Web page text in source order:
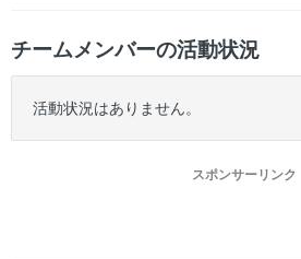
チームメンバーの活動状況
活動状況はありません。
スポンサーリンク